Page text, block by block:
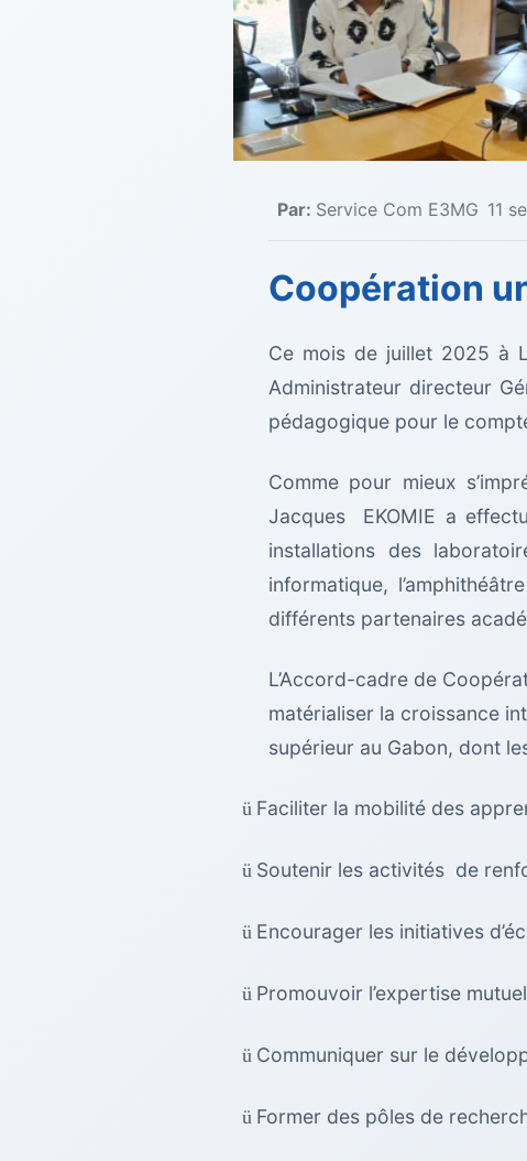
Partenariat
Par: Service Com E3MG 11
Coopération
Ce mois de juillet 2025 à
Administrateur directeur
pédagogique pour le
Comme pour mieux
Jacques EKOMIE a
installations des
informatique,
différents partenaires
L’Accord-cadre de
matérialiser la croissance
supérieur au Gabon, dont
ü Faciliter la mobilité des
ü Soutenir les activités de
ü Encourager les initiatives
ü Promouvoir l’expertise
ü Communiquer sur le
ü Former des pôles de